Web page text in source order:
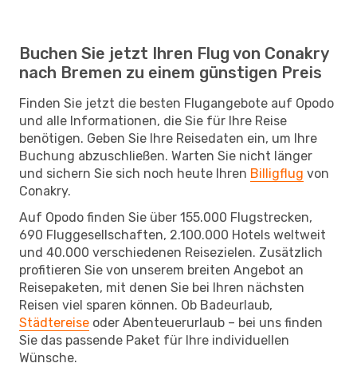
Buchen Sie jetzt Ihren Flug von Conakry
nach Bremen zu einem günstigen Preis
Finden Sie jetzt die besten Flugangebote auf Opodo
und alle Informationen, die Sie für Ihre Reise
benötigen. Geben Sie Ihre Reisedaten ein, um Ihre
Buchung abzuschließen. Warten Sie nicht länger
und sichern Sie sich noch heute Ihren Billigflug von
Conakry.
Auf Opodo finden Sie über 155.000 Flugstrecken,
690 Fluggesellschaften, 2.100.000 Hotels weltweit
und 40.000 verschiedenen Reisezielen. Zusätzlich
profitieren Sie von unserem breiten Angebot an
Reisepaketen, mit denen Sie bei Ihren nächsten
Reisen viel sparen können. Ob Badeurlaub,
Städtereise oder Abenteuerurlaub – bei uns finden
Sie das passende Paket für Ihre individuellen
Wünsche.